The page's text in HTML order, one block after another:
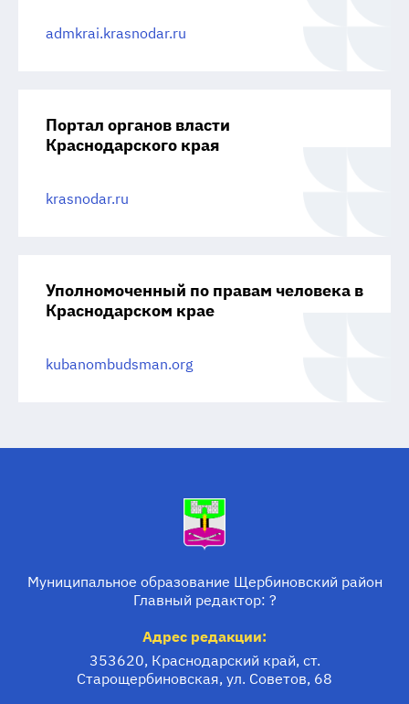
admkrai.krasnodar.ru
Портал органов власти
Краснодарского края
krasnodar.ru
Уполномоченный по правам человека в
Краснодарском крае
kubanombudsman.org
Муниципальное образование Щербиновский район
Главный редактор: ?
Адрес редакции:
353620, Краснодарский край, ст.
Старощербиновская, ул. Советов, 68